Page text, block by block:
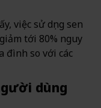
việc sử dụng sen
tới 80% nguy
đình so với các
dùng